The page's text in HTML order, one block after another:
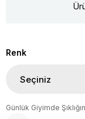
Renk
Günlük Giyimde